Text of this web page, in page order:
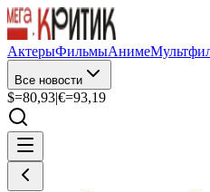
АктерыФильмыАниме
Все новости
$=80,93|€=93,19